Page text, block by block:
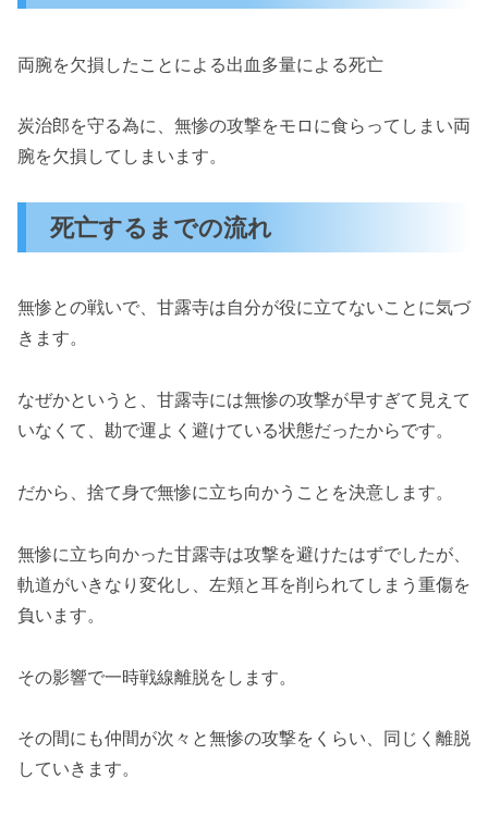
両腕を欠損したことによる出血多量による死亡
炭治郎を守る為に、無惨の攻撃をモロに食らってしまい両
腕を欠損してしまいます。
死亡するまでの流れ
無惨との戦いで、甘露寺は自分が役に立てないことに気づ
きます。
なぜかというと、甘露寺には無惨の攻撃が早すぎて見えて
いなくて、勘で運よく避けている状態だったからです。
だから、捨て身で無惨に立ち向かうことを決意します。
無惨に立ち向かった甘露寺は攻撃を避けたはずでしたが、
軌道がいきなり変化し、左頬と耳を削られてしまう重傷を
負います。
その影響で一時戦線離脱をします。
その間にも仲間が次々と無惨の攻撃をくらい、同じく離脱
していきます。